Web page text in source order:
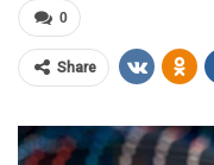
0
Share